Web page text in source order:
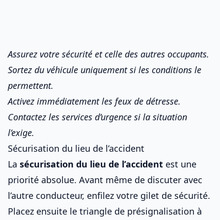
Assurez votre sécurité et celle des autres occupants.
Sortez du véhicule uniquement si les conditions le
permettent.
Activez immédiatement les feux de détresse.
Contactez les services d’urgence si la situation
l’exige.
Sécurisation du lieu de l’accident
La sécurisation du lieu de l’accident est une
priorité absolue. Avant même de discuter avec
l’autre conducteur, enfilez votre gilet de sécurité.
Placez ensuite le triangle de présignalisation à